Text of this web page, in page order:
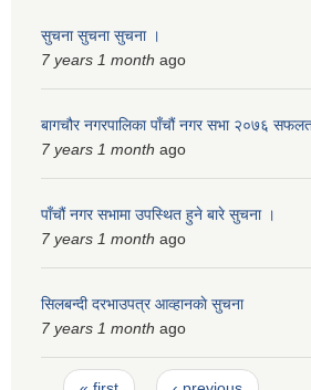
सुचना सुचना सुचना ।
7 years 1 month ago
बागचौर नगरपालिका पाँचौं नगर सभा २०७६
7 years 1 month ago
पाँचौं नगर सभामा उपस्थित हुने बारे सुचना ।
7 years 1 month ago
सिलबन्दी दरभाउपत्र आव्हानकाे सुचना
7 years 1 month ago